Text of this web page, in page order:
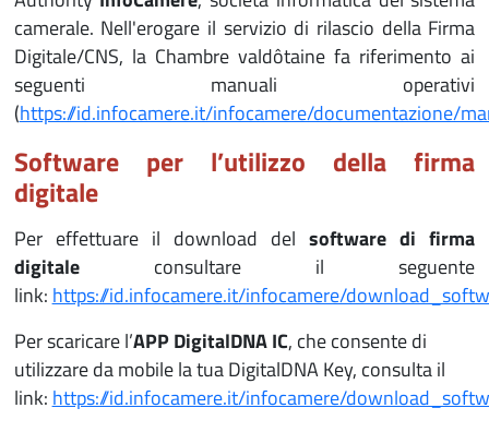
camerale. Nell'erogare il servizio di rilascio della Firma
Digitale/CNS, la Chambre valdôtaine fa riferimento ai
seguenti manuali operativi
(https://id.infocamere.it/infocamere/documentazione/
Software per l’utilizzo della firma
digitale
Per effettuare il download delsoftware di firma
digitaleconsultare il seguente
link: https://id.infocamere.it/infocamere/
Per scaricare l’APP DigitalDNA IC, che consente di
utilizzare da mobile la tua DigitalDNA Key, consulta il
link: https://id.infocamere.it/infocamere/